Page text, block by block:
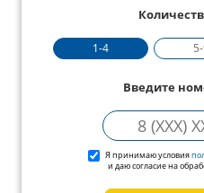
1-4
Введите
Я принимаю условия
и даю согласие на